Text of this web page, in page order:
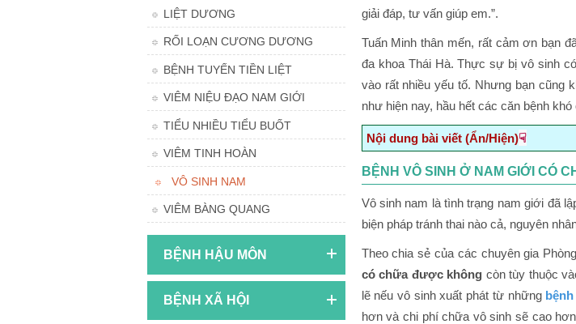
LIỆT DƯƠNG
RỐI LOẠN CƯƠNG DƯƠNG
BỆNH TUYẾN TIỀN LIỆT
VIÊM NIỆU ĐẠO NAM GIỚI
TIỂU NHIỀU TIỂU BUỐT
VIÊM TINH HOÀN
VÔ SINH NAM
VIÊM BÀNG QUANG
BỆNH HẬU MÔN
BỆNH XÃ HỘI
giải đáp, tư vấn giúp em.”.
Tuấn Minh thân mến, rất cảm ơn bạn
đa khoa Thái Hà. Thực sự bị vô sinh
vào rất nhiều yếu tố. Nhưng bạn cũng
như hiện nay, hầu hết các căn bệnh
Nội dung bài viết (Ẩn/Hiện)☟
Bệnh vô sinh ở nam giới có chữa
Những nguyên nhân dẫn tới
Dấu hiệu nhận biết vô sinh
BỆNH VÔ SINH Ở NAM GIỚI CÓ
Vô sinh nam là tình trạng nam giới đã
biện pháp tránh thai nào cả, nguyên
Theo chia sẻ của các chuyên gia
có chữa được không còn tùy thuộc
lẽ nếu vô sinh xuất phát từ những
hơn và chi phí chữa vô sinh sẽ cao